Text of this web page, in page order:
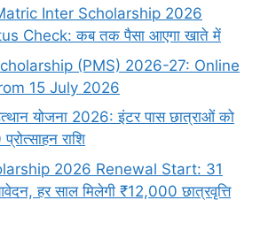
Inter Scholarship 2026
Check: कब तक पैसा आएगा खाते में
(PMS) 2026-27: Online
15 July 2026
योजना 2026: इंटर पास छात्राओं को
राशि
2026 Renewal Start: 31
हर साल मिलेगी ₹12,000 छात्रवृत्ति